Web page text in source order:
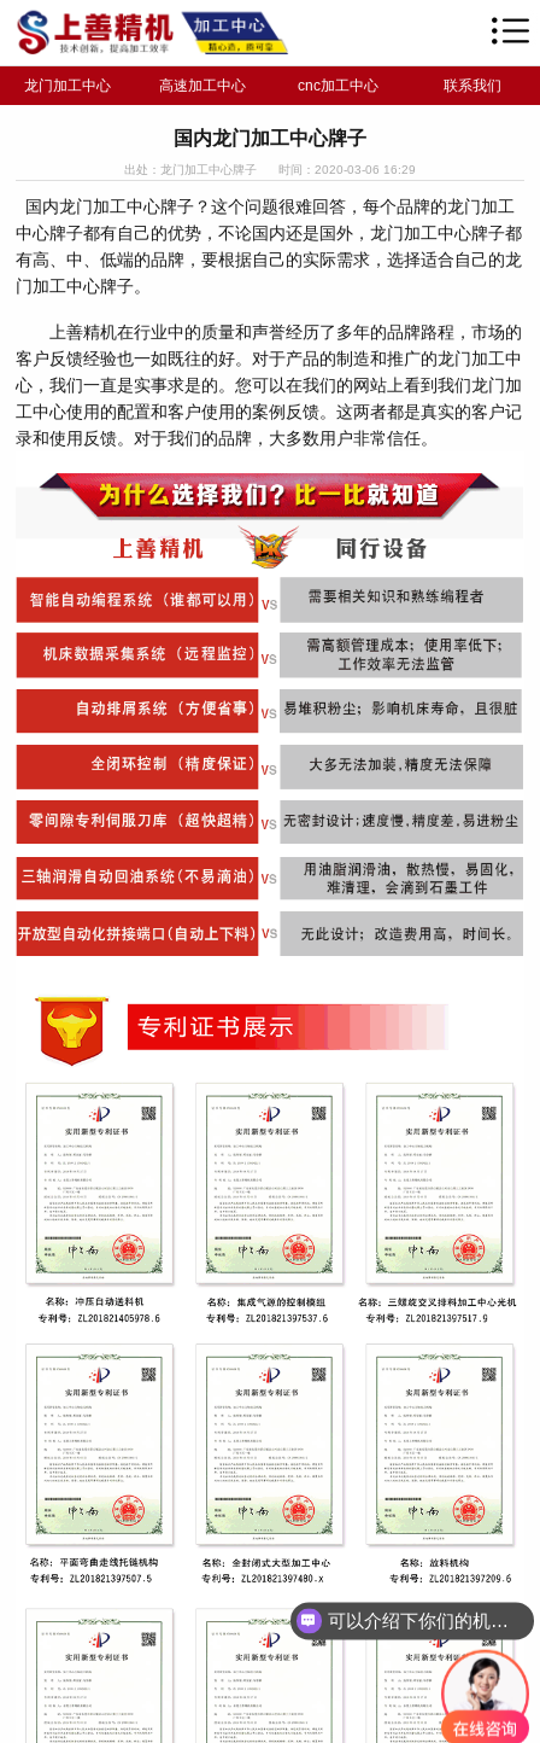
龙门加工中心 高速加工中心 cnc加工中心 联系我们
国内龙门加工中心牌子
出处：龙门加工中心牌子 时间：2020-03-06 16:29
国内龙门加工中心牌子？这个问题很难回答，每个品牌的龙门加工
中心牌子都有自己的优势，不论国内还是国外，龙门加工中心牌子都
有高、中、低端的品牌，要根据自己的实际需求，选择适合自己的龙
门加工中心牌子。
上善精机在行业中的质量和声誉经历了多年的品牌路程，市场的
客户反馈经验也一如既往的好。对于产品的制造和推广的龙门加工中
心，我们一直是实事求是的。您可以在我们的网站上看到我们龙门加
工中心使用的配置和客户使用的案例反馈。这两者都是真实的客户记
录和使用反馈。对于我们的品牌，大多数用户非常信任。
可以介绍下你们的机床吗？